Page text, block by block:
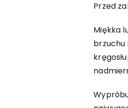
Przed
Miękka
brzuchu